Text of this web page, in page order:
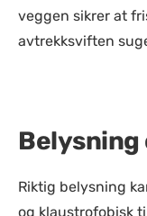
veggen sikrer at
avtrekksviften
Belysning
Riktig belysning
og klaustrofobisk